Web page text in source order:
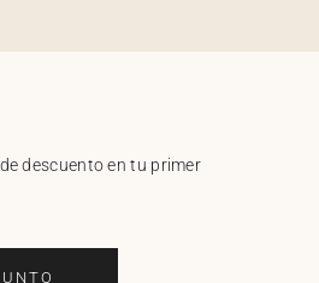
descuento en tu primer